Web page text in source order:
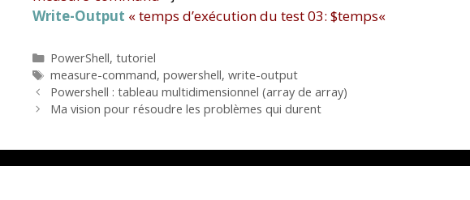
Write-Output «temps d’exécution du test 03: $temps«
Catégories
PowerShell, tutoriel
Étiquettes
measure-command, powershell, write-output
Powershell : tableau multidimensionnel (array de array)
Ma vision pour résoudre les problèmes qui durent